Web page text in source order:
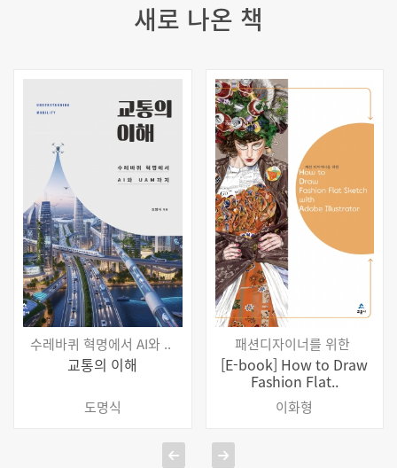
[5판] 텍스타일
PoC 서비스 개발
[교문사 공지] 2026 대한민국학술원 우수학
술도서 선정도서
[교문사 공지] 2025년 세종도서 학술부분 3종
선정 더보기
새로 나온 책
수레바퀴 혁명에서 AI와 ..
교통의 이해
도명식
패션디자이너를 위한
[E-book] How to Draw
Fashion Flat..
이화형